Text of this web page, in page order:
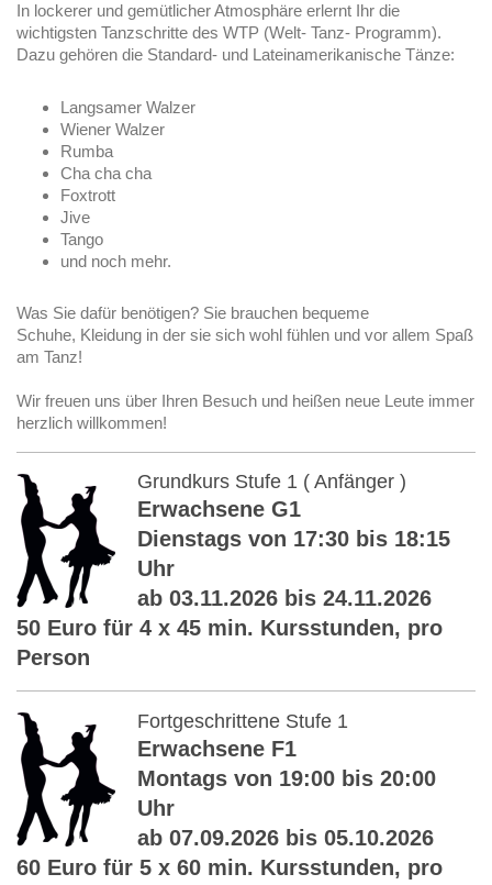
In lockerer und gemütlicher Atmosphäre erlernt Ihr die
wichtigsten Tanzschritte des WTP (Welt- Tanz- Programm).
Dazu gehören die Standard- und Lateinamerikanische Tänze:
Langsamer Walzer
Wiener Walzer
Rumba
Cha cha cha
Foxtrott
Jive
Tango
und noch mehr.
Was Sie dafür benötigen? Sie brauchen bequeme
Schuhe, Kleidung in der sie sich wohl fühlen und vor allem Spaß
am Tanz!
Wir freuen uns über Ihren Besuch und heißen neue Leute immer
herzlich willkommen!
Grundkurs Stufe 1 ( Anfänger )
Erwachsene G1
Dienstags von 17:30 bis 18:15
Uhr
ab 03.11.2026 bis 24.11.2026
50 Euro für 4 x 45 min. Kursstunden, pro
Person
Fortgeschrittene Stufe 1
Erwachsene F1
Montags von 19:00 bis 20:00
Uhr
ab 07.09.2026 bis 05.10.2026
60 Euro für 5 x 60 min. Kursstunden, pro